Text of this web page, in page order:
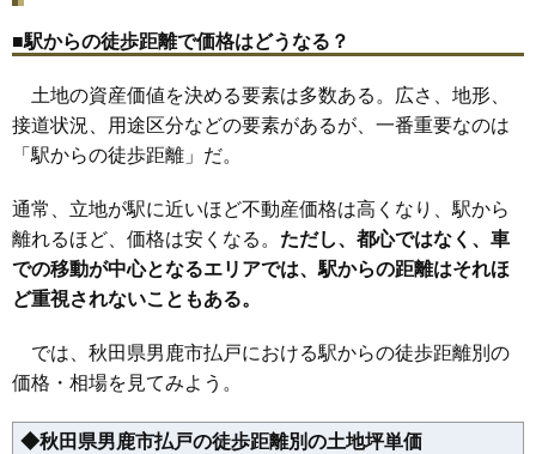
■駅からの徒歩距離で価格はどうなる？
土地の資産価値を決める要素は多数ある。広さ、地形、
接道状況、用途区分などの要素があるが、一番重要なのは
「駅からの徒歩距離」だ。
通常、立地が駅に近いほど不動産価格は高くなり、駅から
離れるほど、価格は安くなる。 ただし、都心ではなく、車
での移動が中心となるエリアでは、駅からの距離はそれほ
ど重視されないこともある。
では、秋田県男鹿市払戸における駅からの徒歩距離別の
価格・相場を見てみよう。
◆秋田県男鹿市払戸の徒歩距離別の土地坪単価